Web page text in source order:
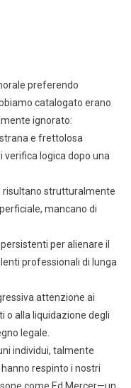
preferendo
catalogato erano
ignorato:
e frettolosa
verifica logica dopo una
risultano strutturalmente
mancano di
per alienare il
professionali di lunga
attenzione ai
o alla liquidazione degli
legale.
individui, talmente
respinto i nostri